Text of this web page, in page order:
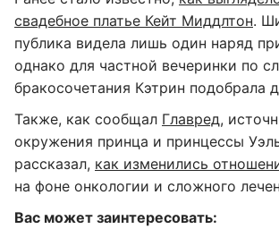
свадебное платье Кейт Миддлтон.
публика видела лишь один наряд
однако для частной вечеринки по
бракосочетания Кэтрин подобрала
Также, как сообщал Главред,
окружения принца и принцессы
рассказал, как изменились
на фоне онкологии и сложного
Вас может заинтересовать: